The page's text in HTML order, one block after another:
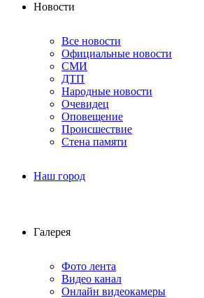
Новости
Все новости
Официальные новости
СМИ
ДТП
Народные новости
Очевидец
Оповещение
Происшествие
Стена памяти
Наш город
Галерея
Фото лента
Видео канал
Онлайн видеокамеры